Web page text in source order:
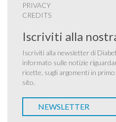
PRIVACY
CREDITS
Iscriviti alla
Iscriviti alla newsletter di
informato sulle notizie
ricette, sugli argomenti in
sito.
NEWSLETTER